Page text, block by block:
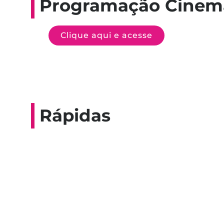
Programação
Clique aqui e acesse
Rápidas